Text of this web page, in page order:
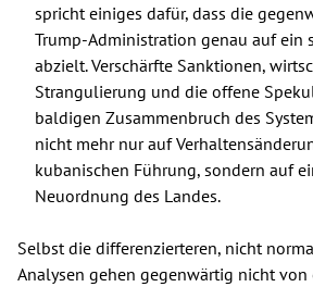
spricht einiges dafür, dass die
Trump-Administration genau auf ein
abzielt. Verschärfte Sanktionen,
Strangulierung und die offene
baldigen Zusammenbruch des
nicht mehr nur auf
kubanischen Führung, sondern auf
Neuordnung des Landes.
Selbst die differenzierteren, nicht
Analysen gehen gegenwärtig nicht von